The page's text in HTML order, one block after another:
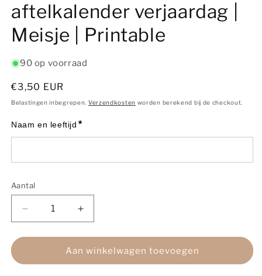
aftelkalender verjaardag |
Meisje | Printable
90 op voorraad
Normale
prijs
€3,50 EUR
Belastingen inbegrepen. Verzendkosten worden berekend bij de checkout.
Naam en leeftijd *
Aantal
Aantal
Aantal
verlagen
voor
Gepersonaliseerde
aftelkalender
Aantal
verhogen
voor
Gepersonaliseerde
aftelkalender
Aan winkelwagen toevoegen